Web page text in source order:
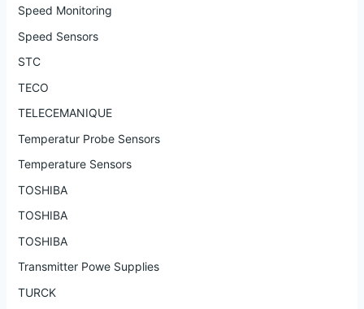
Speed Monitoring
Speed Sensors
STC
TECO
TELECEMANIQUE
Temperatur Probe Sensors
Temperature Sensors
TOSHIBA
TOSHIBA
TOSHIBA
Transmitter Powe Supplies
TURCK